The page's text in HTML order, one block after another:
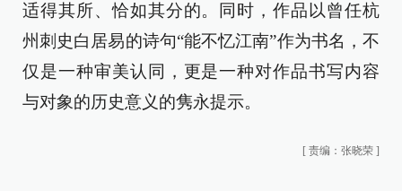
适得其所、恰如其分的。同时，作品以曾任杭
州刺史白居易的诗句“能不忆江南”作为书名，不
仅是一种审美认同，更是一种对作品书写内容
与对象的历史意义的隽永提示。
[ 责编：张晓荣 ]